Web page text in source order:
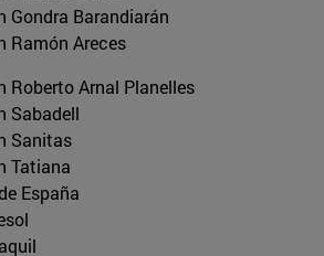
Gondra Barandiarán
Ramón Areces
Roberto Arnal Planelles
Sabadell
Sanitas
Tatiana
España